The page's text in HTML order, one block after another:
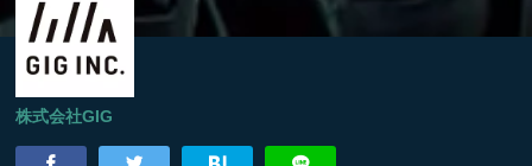
株式会社GIG